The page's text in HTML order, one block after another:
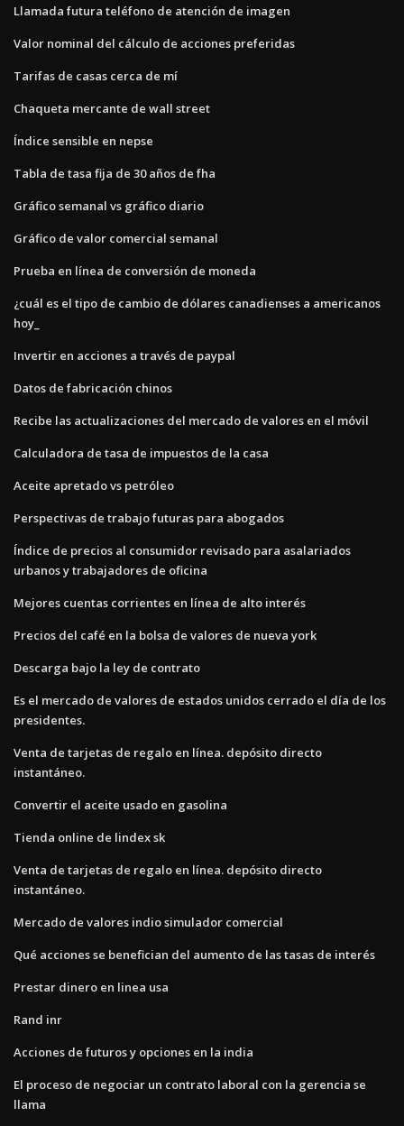
Llamada futura teléfono de atención de imagen
Valor nominal del cálculo de acciones preferidas
Tarifas de casas cerca de mí
Chaqueta mercante de wall street
Índice sensible en nepse
Tabla de tasa fija de 30 años de fha
Gráfico semanal vs gráfico diario
Gráfico de valor comercial semanal
Prueba en línea de conversión de moneda
¿cuál es el tipo de cambio de dólares canadienses a americanos
hoy_
Invertir en acciones a través de paypal
Datos de fabricación chinos
Recibe las actualizaciones del mercado de valores en el móvil
Calculadora de tasa de impuestos de la casa
Aceite apretado vs petróleo
Perspectivas de trabajo futuras para abogados
Índice de precios al consumidor revisado para asalariados
urbanos y trabajadores de oficina
Mejores cuentas corrientes en línea de alto interés
Precios del café en la bolsa de valores de nueva york
Descarga bajo la ley de contrato
Es el mercado de valores de estados unidos cerrado el día de los
presidentes.
Venta de tarjetas de regalo en línea. depósito directo
instantáneo.
Convertir el aceite usado en gasolina
Tienda online de lindex sk
Venta de tarjetas de regalo en línea. depósito directo
instantáneo.
Mercado de valores indio simulador comercial
Qué acciones se benefician del aumento de las tasas de interés
Prestar dinero en linea usa
Rand inr
Acciones de futuros y opciones en la india
El proceso de negociar un contrato laboral con la gerencia se
llama